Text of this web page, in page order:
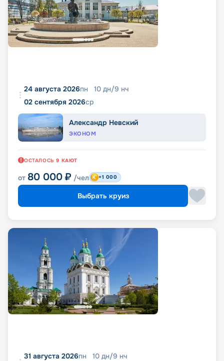
24 августа 2026пн 10 дн/9 нч
02 сентября 2026ср
Александр Невский
ЭКОНОМ
ОСТАЛОСЬ 9 КАЮТ
от 80 000 ₽ /чел +1 000
Выбрать круиз
31 августа 2026пн 10 дн/9 нч